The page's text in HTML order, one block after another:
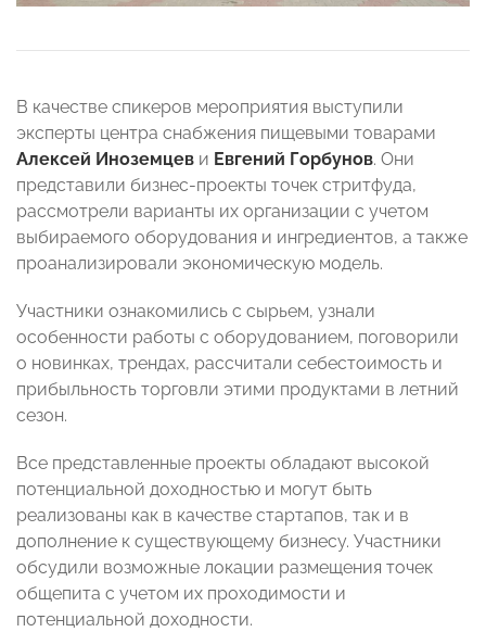
В качестве спикеров мероприятия выступили
эксперты центра снабжения пищевыми товарами
Алексей Иноземцев и Евгений Горбунов. Они
представили бизнес-проекты точек стритфуда,
рассмотрели варианты их организации с учетом
выбираемого оборудования и ингредиентов, а также
проанализировали экономическую модель.
Участники ознакомились с сырьем, узнали
особенности работы с оборудованием, поговорили
о новинках, трендах, рассчитали себестоимость и
прибыльность торговли этими продуктами в летний
сезон.
Все представленные проекты обладают высокой
потенциальной доходностью и могут быть
реализованы как в качестве стартапов, так и в
дополнение к существующему бизнесу. Участники
обсудили возможные локации размещения точек
общепита с учетом их проходимости и
потенциальной доходности.